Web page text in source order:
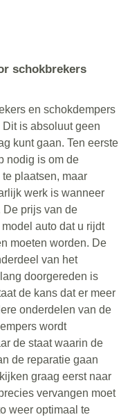
schokbrekers
en schokdempers
is absoluut geen
kunt gaan. Ten eerste
nodig is om de
plaatsen, maar
werk is wanneer
De prijs van de
auto dat u rijdt
moeten worden. De
van het
doorgereden is
de kans dat er meer
onderdelen van de
wordt
de staat waarin de
de reparatie gaan
graag eerst naar
vervangen moet
weer optimaal te